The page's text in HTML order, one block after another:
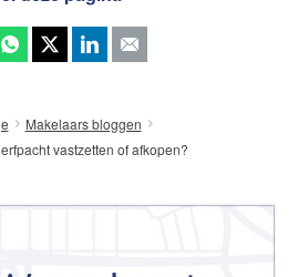
Makelaars bloggen
vastzetten of afkopen?